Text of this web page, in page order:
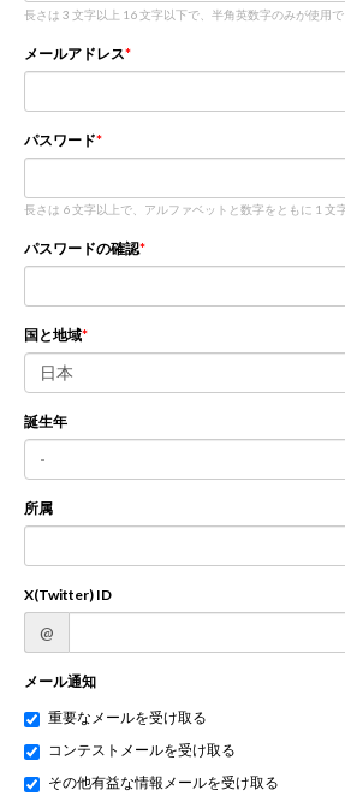
長さは 3 文字以上 16 文字以下で、半角英数字のみが使用で
メールアドレス
パスワード
長さは 6 文字以上で、アルファベットと数字をともに 1 文
パスワードの確認
国と地域
日本
誕生年
-
所属
X(Twitter) ID
@
メール通知
重要なメールを受け取る
コンテストメールを受け取る
その他有益な情報メールを受け取る